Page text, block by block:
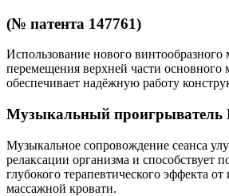
(№ патента 147761)
Использование нового винтообразного
перемещения верхней части основного
обеспечивает надёжную работу
Музыкальный
Музыкальное сопровождение сеанса
релаксации организма и способствует
глубокого терапевтического эффекта от
массажной кровати.